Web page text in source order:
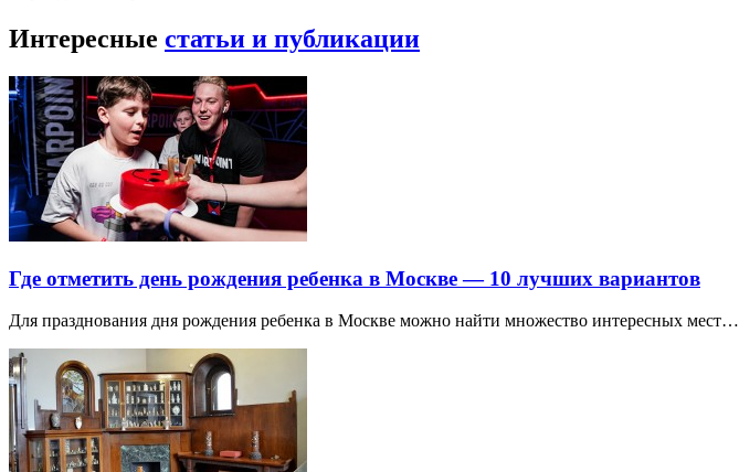
Интересные статьи и публикации
Где отметить день рождения ребенка в Москве — 10 лучших вариантов
Для празднования дня рождения ребенка в Москве можно найти множество интересных мест…